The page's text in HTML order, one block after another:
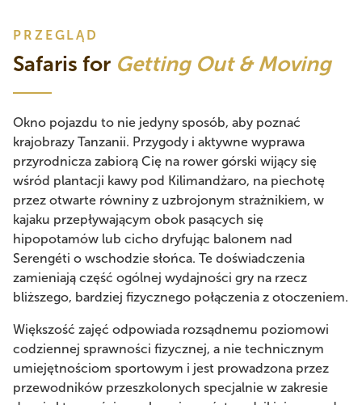
PRZEGLĄD
Safaris for Getting Out & Moving
Okno pojazdu to nie jedyny sposób, aby poznać
krajobrazy Tanzanii. Przygody i aktywne wyprawa
przyrodnicza zabiorą Cię na rower górski wijący się
wśród plantacji kawy pod Kilimandżaro, na piechotę
przez otwarte równiny z uzbrojonym strażnikiem, w
kajaku przepływającym obok pasących się
hipopotamów lub cicho dryfując balonem nad
Serengéti o wschodzie słońca. Te doświadczenia
zamieniają część ogólnej wydajności gry na rzecz
bliższego, bardziej fizycznego połączenia z otoczeniem.
Większość zajęć odpowiada rozsądnemu poziomowi
codziennej sprawności fizycznej, a nie technicznym
umiejętnościom sportowym i jest prowadzona przez
przewodników przeszkolonych specjalnie w zakresie